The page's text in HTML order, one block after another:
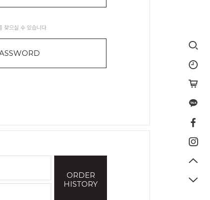
찾으실 수 있습니다.
ORDER
HISTORY